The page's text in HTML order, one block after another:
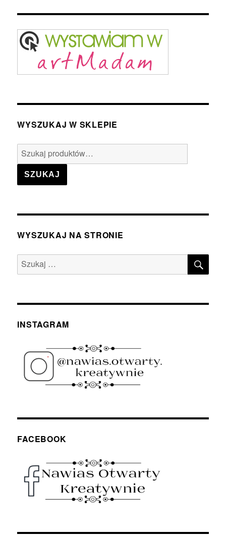
WYSZUKAJ W SKLEPIE
Szukaj:
SZUKAJ
WYSZUKAJ NA STRONIE
Szukaj:
INSTAGRAM
FACEBOOK